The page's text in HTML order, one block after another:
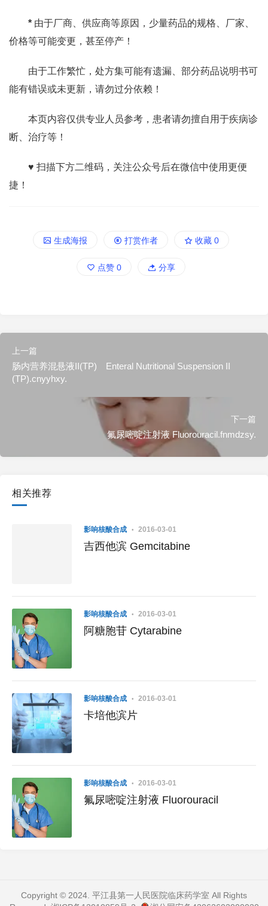
* 由于厂商、供应商等原因，少量药品的规格、厂家、
价格等可能变更，甚至停产！
由于工作繁忙，处方集可能有遗漏、部分药品说明书可
能有错误或未更新，请勿过分依赖！
本页内容仅供专业人员参考，患者请勿擅自用于疾病诊
断、治疗等！
♥ 扫描下方二维码，关注公众号后在微信中使用更便
捷！
生成海报 打赏作者 收藏 0
点赞 0 分享
上一篇
肠内营养混悬液II(TP) Enteral Nutritional Suspension II
(TP).cnyyhxy.
下一篇
氟尿嘧啶注射液 Fluorouracil.fnmdzsy.
相关推荐
影响核酸合成 2016-03-01
吉西他滨 Gemcitabine
影响核酸合成 2016-03-01
阿糖胞苷 Cytarabine
影响核酸合成 2016-03-01
卡培他滨片
影响核酸合成 2016-03-01
氟尿嘧啶注射液 Fluorouracil
Copyright © 2024. 平江县第一人民医院临床药学室 All Rights